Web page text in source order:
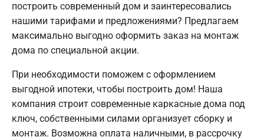
построить современный дом и заинтересовались
нашими тарифами и предложениями? Предлагаем
максимально выгодно оформить заказ на монтаж
дома по специальной акции.
При необходимости поможем с оформлением
выгодной ипотеки, чтобы построить дом! Наша
компания строит современные каркасные дома под
ключ, собственными силами организует сборку и
монтаж. Возможна оплата наличными, в рассрочку